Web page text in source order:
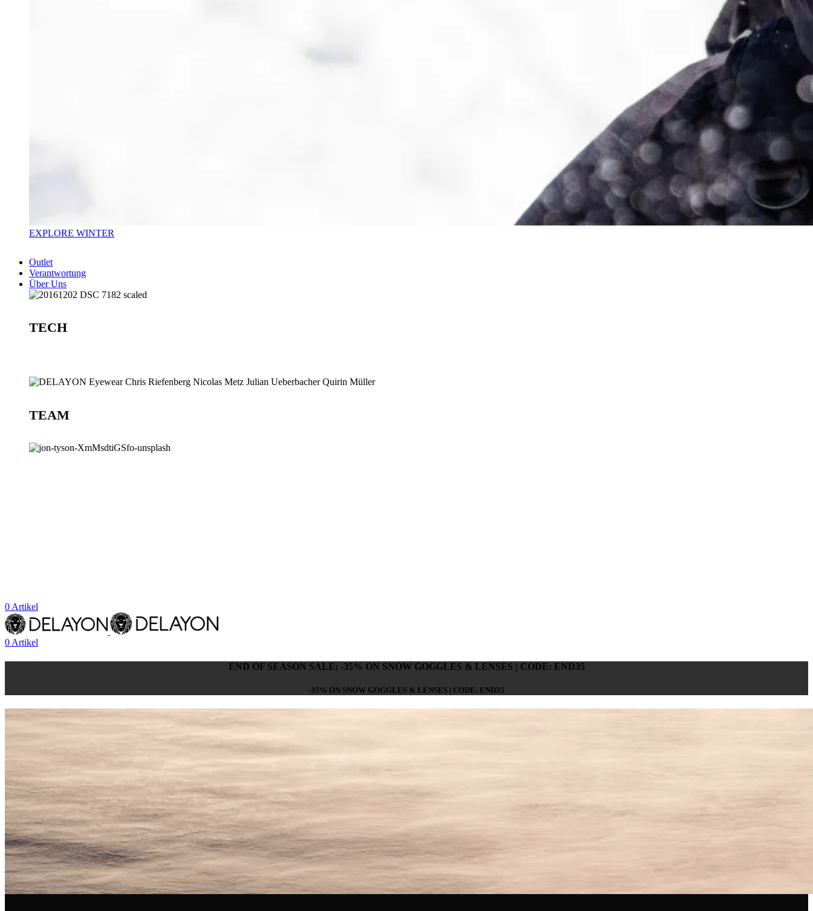
EXPLORE WINTER
Outlet
Verantwortung
Über Uns
TECH
TEAM
0 Artikel
0 Artikel
END OF SEASON SALE: -35% ON SNOW GOGGLES & LENSES | CODE: END35
-35% ON SNOW GOGGLES & LENSES | CODE: END35